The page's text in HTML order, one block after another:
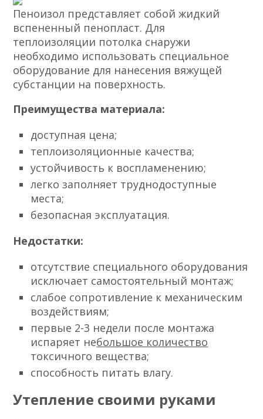
Пеноизол представляет собой жидкий
вспененный пенопласт. Для
теплоизоляции потолка снаружи
необходимо использовать специальное
оборудование для нанесения вяжущей
субстанции на поверхность.
Преимущества материала:
доступная цена;
теплоизоляционные качества;
устойчивость к воспламенению;
легко заполняет труднодоступные
места;
безопасная эксплуатация.
Недостатки:
отсутствие специального оборудования
исключает самостоятельный монтаж;
слабое сопротивление к механическим
воздействиям;
первые 2-3 недели после монтажа
испаряет небольшое количество
токсичного вещества;
способность питать влагу.
Утепление своими руками